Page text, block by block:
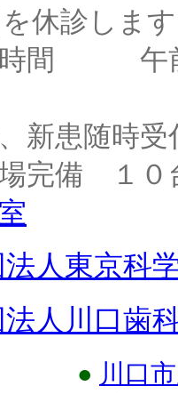
休診しま
時間 午前
新患随時受
完備 １０
人東京科
人川口歯
● 川口